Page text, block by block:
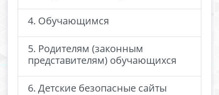
4. Обучающимся
5. Родителям (законным
представителям) обучающихся
6. Детские безопасные сайты